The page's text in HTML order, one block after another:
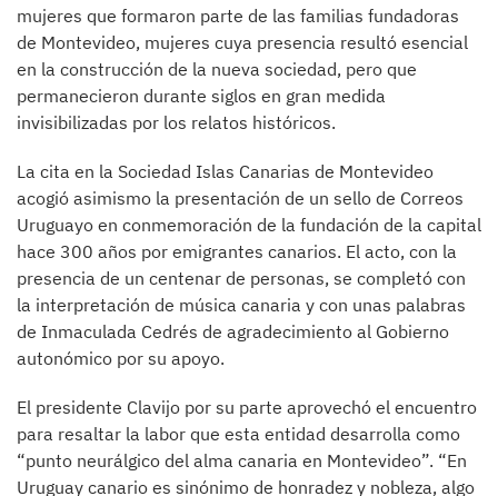
mujeres que formaron parte de las familias fundadoras
de Montevideo, mujeres cuya presencia resultó esencial
en la construcción de la nueva sociedad, pero que
permanecieron durante siglos en gran medida
invisibilizadas por los relatos históricos.
La cita en la Sociedad Islas Canarias de Montevideo
acogió asimismo la presentación de un sello de Correos
Uruguayo en conmemoración de la fundación de la capital
hace 300 años por emigrantes canarios. El acto, con la
presencia de un centenar de personas, se completó con
la interpretación de música canaria y con unas palabras
de Inmaculada Cedrés de agradecimiento al Gobierno
autonómico por su apoyo.
El presidente Clavijo por su parte aprovechó el encuentro
para resaltar la labor que esta entidad desarrolla como
“punto neurálgico del alma canaria en Montevideo”. “En
Uruguay canario es sinónimo de honradez y nobleza, algo